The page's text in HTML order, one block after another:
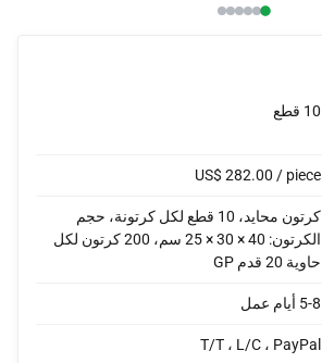
خيام السيارات
10 قطع
US$ 282.00 / piece
كرتون محايد، 10 قطع لكل كرتونة، حجم
الكرتون: 40 × 30 × 25 سم، 200 كرتون لكل
حاوية 20 قدم GP
5-8 أيام عمل
T/T ، L/C ، PayPal